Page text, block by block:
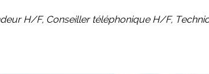
H/F, Conseiller téléphonique H/F,